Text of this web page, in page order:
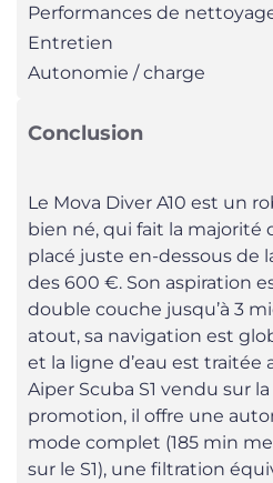
Performances de
Entretien
Autonomie / charge
Conclusion
Le Mova Diver A10 est un
bien né, qui fait la majorité
placé juste en-dessous de
des 600 €. Son aspiration
double couche jusqu’à 3
atout, sa navigation est
et la ligne d’eau est traitée
Aiper Scuba S1 vendu sur
promotion, il offre une
mode complet (185 min
sur le S1), une filtration